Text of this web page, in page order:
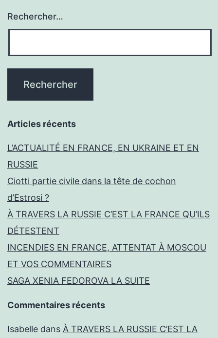
Rechercher…
Articles récents
L’ACTUALITÉ EN FRANCE, EN UKRAINE ET EN
RUSSIE
Ciotti partie civile dans la tête de cochon
d’Estrosi ?
À TRAVERS LA RUSSIE C’EST LA FRANCE QU’ILS
DÉTESTENT
INCENDIES EN FRANCE, ATTENTAT À MOSCOU
ET VOS COMMENTAIRES
SAGA XENIA FEDOROVA LA SUITE
Commentaires récents
Isabelle dans À TRAVERS LA RUSSIE C’EST LA